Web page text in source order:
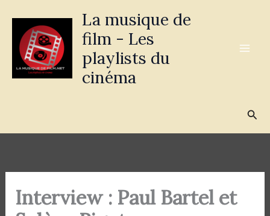
contenu
La musique de
film - Les
playlists du
cinéma
Interview : Paul Bartel et